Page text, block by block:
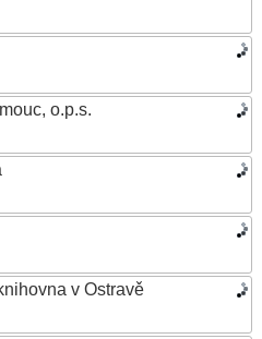
o.p.s.
v Ostravě